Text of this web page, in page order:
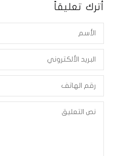
أترك تعليقاً